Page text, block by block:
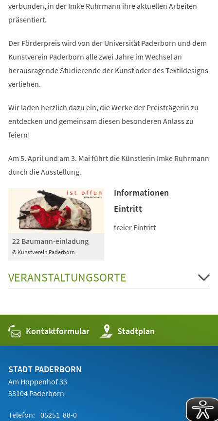
verbunden, in der Imke Ruhrmann ihre aktuellen Arbeiten
präsentiert.
Der Förderpreis wird von der Universität Paderborn und dem
Kunstverein Paderborn alle zwei Jahre im Wechsel an
herausragende Studierende der Kunst oder des Textildesigns
verliehen.
Wir laden herzlich dazu ein, die Werke der Preisträgerin zu
entdecken und gemeinsam diesen besonderen Anlass zu
feiern!
Am 5. April und am 3. Mai führt die Künstlerin Imke Ruhrmann
durch die Ausstellung.
© Kunstverein Paderborn
22 Baumann-einladung
Informationen
Eintritt
freier Eintritt
VERANSTALTUNGSORTE
Kontaktformular Stadtplan
(Öffnet
in
einem
STADT PADERBORN
Am Hoppenhof 33
33104 Paderborn
Telefon: 05251 88-0